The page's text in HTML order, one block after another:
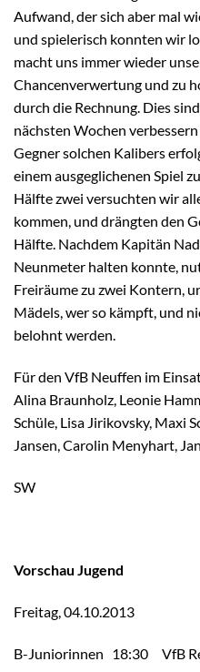
Aufwand, der sich aber mal
und spielerisch konnten wir
macht uns immer wieder
Chancenverwertung und zu
durch die Rechnung. Dies
nächsten Wochen
Gegner solchen Kalibers
einem ausgeglichenen Spiel
Hälfte zwei versuchten wir
kommen, und drängten den
Hälfte. Nachdem Kapitän
Neunmeter halten konnte,
Freiräume zu zwei Kontern,
Mädels, wer so kämpft, und
belohnt werden.
Für den VfB Neuffen im
Alina Braunholz, Leonie
Schüle, Lisa Jirikovsky, Maxi
Jansen, Carolin Menyhart,
SW
Vorschau Jugend
Freitag, 04.10.2013
B-Juniorinnen 18:30 VfB